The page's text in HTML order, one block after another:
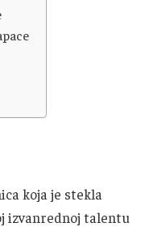
koja je stekla
izvanrednoj talentu